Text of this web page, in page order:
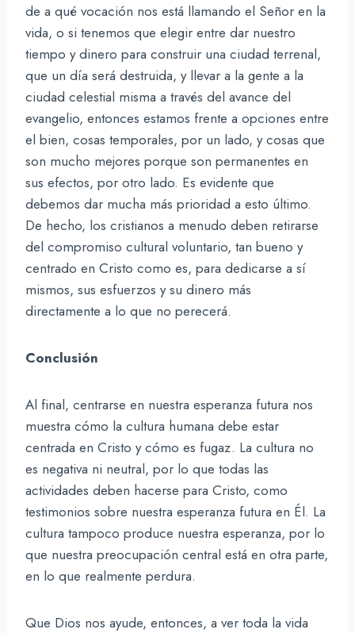
de a qué vocación nos está llamando el Señor en la
vida, o si tenemos que elegir entre dar nuestro
tiempo y dinero para construir una ciudad terrenal,
que un día será destruida, y llevar a la gente a la
ciudad celestial misma a través del avance del
evangelio, entonces estamos frente a opciones entre
el bien, cosas temporales, por un lado, y cosas que
son mucho mejores porque son permanentes en
sus efectos, por otro lado. Es evidente que
debemos dar mucha más prioridad a esto último.
De hecho, los cristianos a menudo deben retirarse
del compromiso cultural voluntario, tan bueno y
centrado en Cristo como es, para dedicarse a sí
mismos, sus esfuerzos y su dinero más
directamente a lo que no perecerá.
Conclusión
Al final, centrarse en nuestra esperanza futura nos
muestra cómo la cultura humana debe estar
centrada en Cristo y cómo es fugaz. La cultura no
es negativa ni neutral, por lo que todas las
actividades deben hacerse para Cristo, como
testimonios sobre nuestra esperanza futura en Él. La
cultura tampoco produce nuestra esperanza, por lo
que nuestra preocupación central está en otra parte,
en lo que realmente perdura.
Que Dios nos ayude, entonces, a ver toda la vida